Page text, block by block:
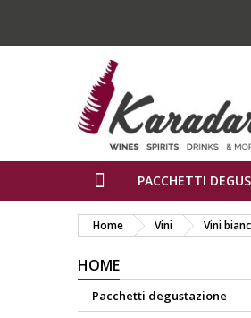
PACCHETTI
Home Vini Vini
HOME
Pacchetti degustazione